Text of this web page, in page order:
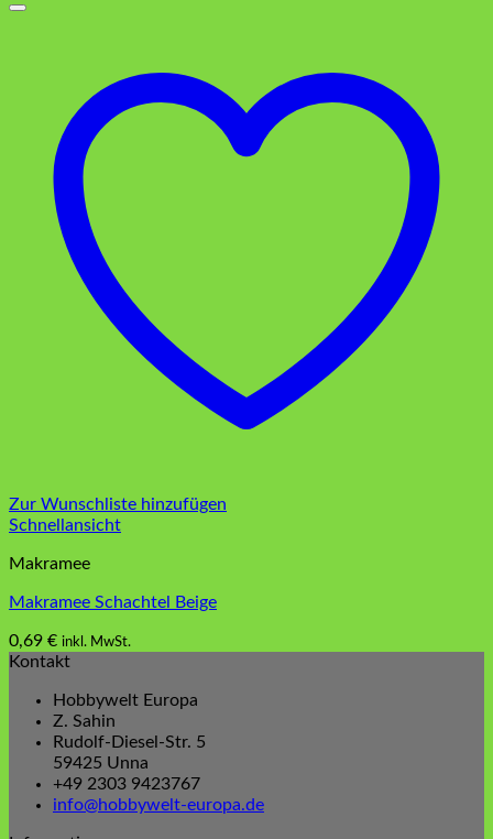
Zur Wunschliste hinzufügen
Schnellansicht
Makramee
Makramee Schachtel Beige
0,69 € inkl. MwSt.
Kontakt
Hobbywelt Europa
Z. Sahin
Rudolf-Diesel-Str. 5
59425 Unna
+49 2303 9423767
info@hobbywelt-europa.de